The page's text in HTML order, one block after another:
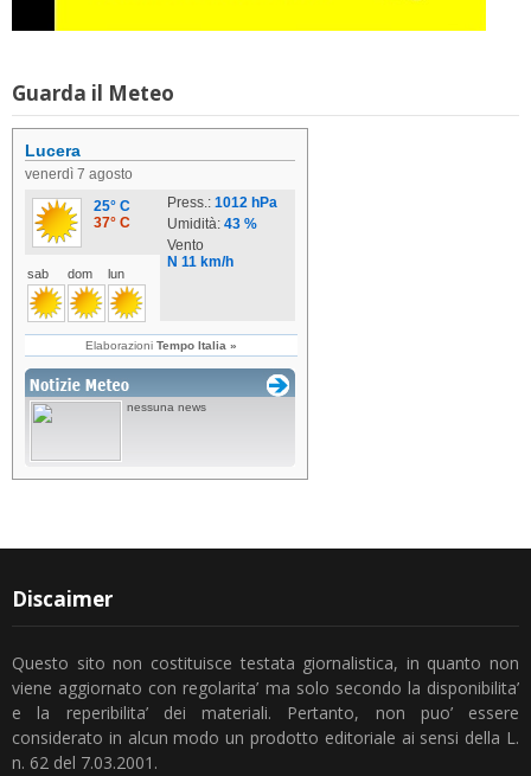
Guarda il Meteo
Discaimer
Questo sito non costituisce testata giornalistica, in quanto non
viene aggiornato con regolarita’ ma solo secondo la disponibilita’
e la reperibilita’ dei materiali. Pertanto, non puo’ essere
considerato in alcun modo un prodotto editoriale ai sensi della L.
n. 62 del 7.03.2001.